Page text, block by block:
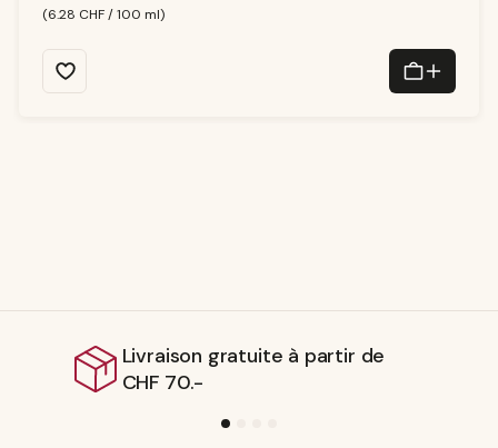
(6.28 CHF / 100 ml)
gratuite à partir de